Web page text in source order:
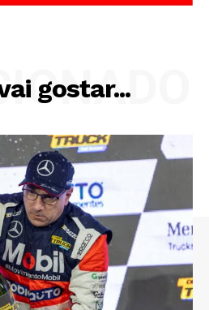
gostar...